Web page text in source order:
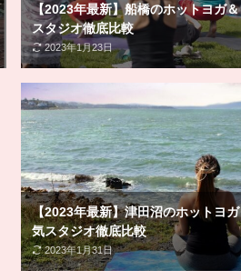
【2023年最新】船橋のホットヨガ
スタジオ徹底比較
2023年1月23日
【2023年最新】津田沼のホットヨ
気スタジオ徹底比較
2023年1月31日